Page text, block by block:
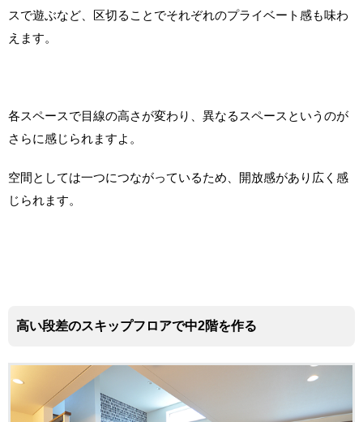
スで遊ぶなど、区切ることでそれぞれのプライベート感も味わ
えます。
各スペースで目線の高さが変わり、異なるスペースというのが
さらに感じられますよ。
空間としては一つにつながっているため、開放感があり広く感
じられます。
高い段差のスキップフロアで中2階を作る